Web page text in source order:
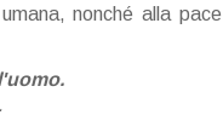
nonché alla pace